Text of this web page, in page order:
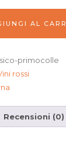
AL
primocolle
rossi
Recensioni (0)